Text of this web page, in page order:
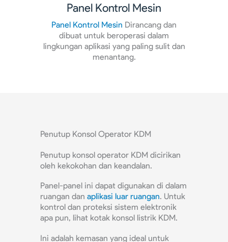
Penutup Komersial
Kitakandang komersialDapat
disesuaikan sesuai dengan ukuran
spesifik dan konfigurasi lokasi yang
dibutuhkan.
Penutup Konsol Operator KDM
Penutup konsol operator KDM dicirikan
oleh kekokohan dan keandalan.
Panel-panel ini dapat digunakan di dalam
ruangan dan aplikasi luar ruangan. Untuk
kontrol dan proteksi sistem elektronik
apa pun, lihat kotak konsol listrik KDM.
Ini adalah kemasan yang ideal untuk